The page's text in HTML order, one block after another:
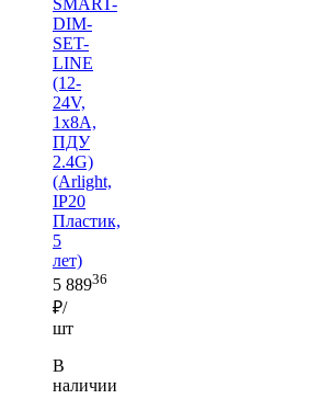
DIM-
SET-
LINE
(12-
24V,
1x8A,
ПДУ
2.4G)
(Arlight,
IP20
Пластик,
5
лет)
5 88936
₽/
шт
В
наличии